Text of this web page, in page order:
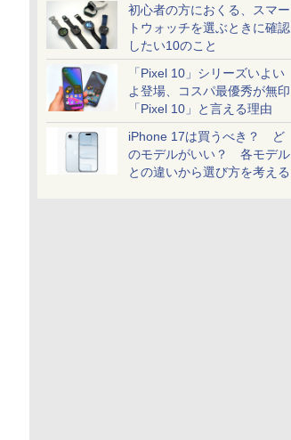
初心者の方におくる、スマー
トウォッチを選ぶときに確認
したい10のこと
「Pixel 10」シリーズいよい
よ登場、コスパ最優秀が無印
「Pixel 10」と言える理由
iPhone 17は買うべき？ ど
のモデルがいい？ 各モデル
との違いから選び方を考える